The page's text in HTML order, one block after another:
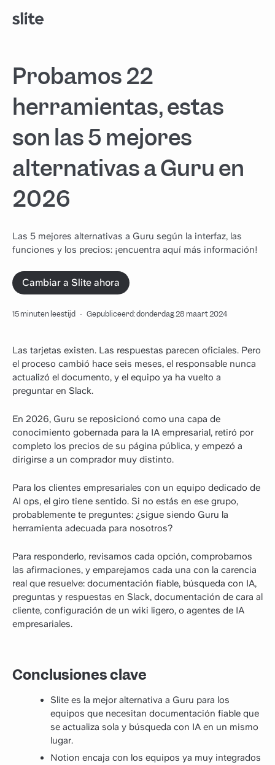
Probamos 22
herramientas, estas
son las 5 mejores
alternativas a Guru en
2026
Las 5 mejores alternativas a Guru según la interfaz, las
funciones y los precios: ¡encuentra aquí más información!
Cambiar a Slite ahora
15 minuten leestijd · Gepubliceerd: donderdag 28 maart 2024
Las tarjetas existen. Las respuestas parecen oficiales. Pero
el proceso cambió hace seis meses, el responsable nunca
actualizó el documento, y el equipo ya ha vuelto a
preguntar en Slack.
En 2026, Guru se reposicionó como una capa de
conocimiento gobernada para la IA empresarial, retiró por
completo los precios de su página pública, y empezó a
dirigirse a un comprador muy distinto.
Para los clientes empresariales con un equipo dedicado de
AI ops, el giro tiene sentido. Si no estás en ese grupo,
probablemente te preguntes: ¿sigue siendo Guru la
herramienta adecuada para nosotros?
Para responderlo, revisamos cada opción, comprobamos
las afirmaciones, y emparejamos cada una con la carencia
real que resuelve: documentación fiable, búsqueda con IA,
preguntas y respuestas en Slack, documentación de cara al
cliente, configuración de un wiki ligero, o agentes de IA
empresariales.
Conclusiones clave
Slite es la mejor alternativa a Guru para los
equipos que necesitan documentación fiable que
se actualiza sola y búsqueda con IA en un mismo
lugar.
Notion encaja con los equipos ya muy integrados